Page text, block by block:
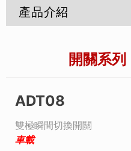
產品介紹
開關系列
ADT08
雙極瞬間切換開關
車載